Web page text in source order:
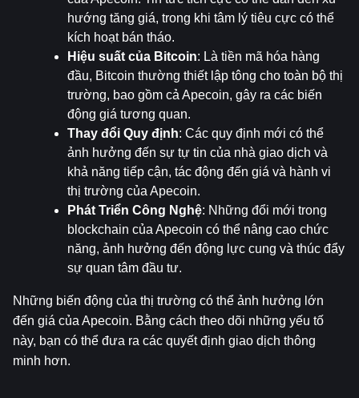
hướng tăng giá, trong khi tâm lý tiêu cực có thể
kích hoạt bán tháo.
Hiệu suất của Bitcoin: Là tiền mã hóa hàng
đầu, Bitcoin thường thiết lập tông cho toàn bộ thị
trường, bao gồm cả Apecoin, gây ra các biến
động giá tương quan.
Thay đổi Quy định: Các quy định mới có thể
ảnh hưởng đến sự tự tin của nhà giao dịch và
khả năng tiếp cận, tác động đến giá và hành vi
thị trường của Apecoin.
Phát Triển Công Nghệ: Những đổi mới trong
blockchain của Apecoin có thể nâng cao chức
năng, ảnh hưởng đến động lực cung và thúc đẩy
sự quan tâm đầu tư.
Những biến động của thị trường có thể ảnh hưởng lớn
đến giá của Apecoin. Bằng cách theo dõi những yếu tố
này, bạn có thể đưa ra các quyết định giao dịch thông
minh hơn.